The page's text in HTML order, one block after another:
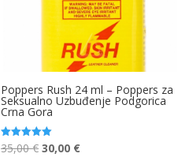
Poppers Rush 24 ml – Poppers za
Seksualno Uzbuđenje Podgorica
Crna Gora
Ocjenjeno
5.00
35,00€ Original
30,00 €Current